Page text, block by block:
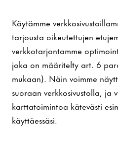
Käytämme
tarjousta oikeutettujen
verkkotarjontamme
joka on määritelty art. 6
mukaan). Näin voimme
suoraan verkkosivustolla, ja
karttatoimintoa kätevästi
käyttäessäsi.